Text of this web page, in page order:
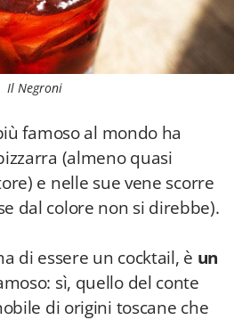
Il Negroni
famoso al mondo ha
(almeno quasi
e nelle sue vene scorre
dal colore non si direbbe).
di essere un cocktail, è un
sì, quello del conte
di origini toscane che